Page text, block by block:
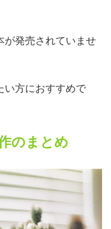
が発売されていませ
い方におすすめで
のまとめ